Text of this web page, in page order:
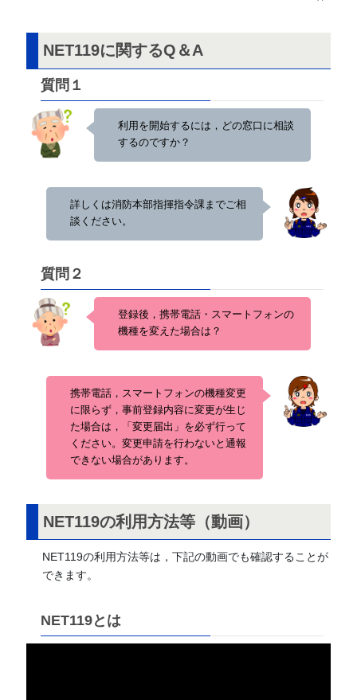
NET119に関するQ＆A
質問１
利用を開始するには，どの窓口に相談
するのですか？
詳しくは消防本部指揮指令課までご相
談ください。
質問２
登録後，携帯電話・スマートフォンの
機種を変えた場合は？
携帯電話，スマートフォンの機種変更
に限らず，事前登録内容に変更が生じ
た場合は，「変更届出」を必ず行って
ください。変更申請を行わないと通報
できない場合があります。
NET119の利用方法等（動画）
NET119の利用方法等は，下記の動画でも確認することが
できます。
NET119とは